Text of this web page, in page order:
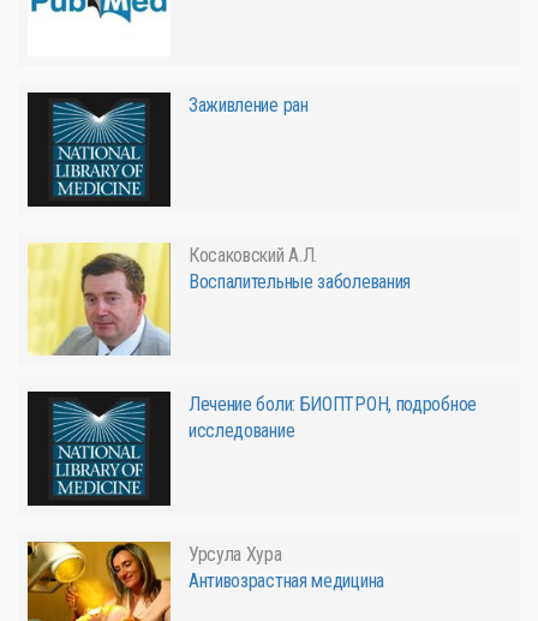
Заживление ран
Косаковский А.Л.
Воспалительные заболевания
Лечение боли: БИОПТРОН, подробное
исследование
Урсула Хура
Антивозрастная медицина